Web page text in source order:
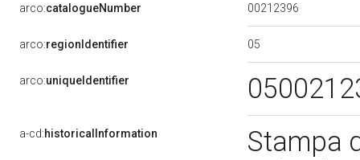
arco:catalogueNumber 00212396
arco:regionIdentifier 05
arco:uniqueIdentifier
a-cd:historicalInformation
Stampa